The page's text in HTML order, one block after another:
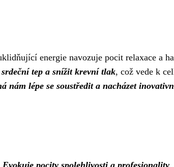
energie navozuje pocit relaxace a
tep a snížit krevní tlak, což vede k
nám lépe se soustředit a nacházet